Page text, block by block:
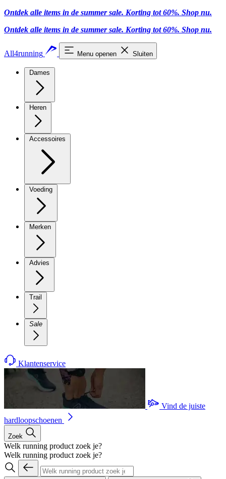
Ontdek alle items in de summer sale. Korting tot 60%. Shop nu.
Ontdek alle items in de summer sale. Korting tot 60%. Shop nu.
All4running Menu openen Sluiten
Dames
Heren
Accessoires
Voeding
Merken
Advies
Trail
Sale
Klantenservice
Vind de juiste
hardloopschoenen
Zoek
Welk running product zoek je?
Welk running product zoek je?